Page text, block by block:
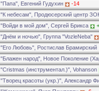
"Папа", Евгений Гудухин
-14
"К небесам", Продюсерский центр
"Войди в мой дом", Сергей Брикса
"Днём и ночью", Группа "VozleNeba"
"Его Любовь", Ростислав Брамирский
"Блажен народ", Новое Поколение
"Cristmas (инструментал.)", Vohanson
"Творец красоты (укр.)", Александр